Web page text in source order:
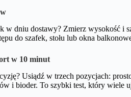
w dniu dostawy? Zmierz wysokość i
do szafek, stołu lub okna
w 10 minut
Usiądź w trzech pozycjach:
i bioder. To szybki test, który wiele